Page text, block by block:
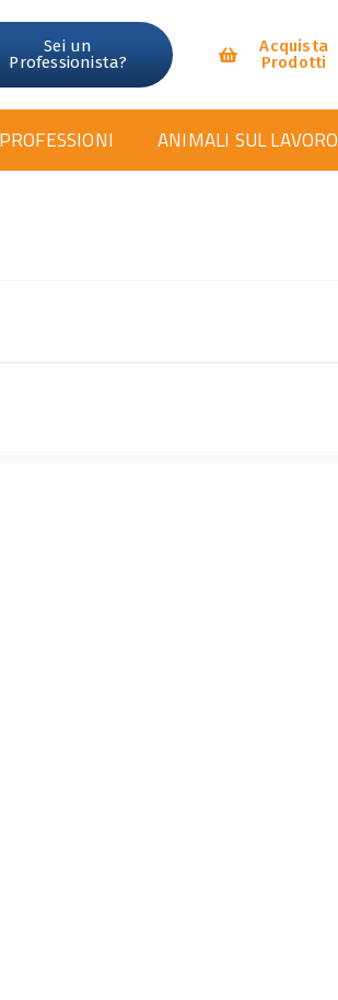
Sei un
Professionista?
Acquista
Prodotti
PROFESSIONI ANIMALI SUL LAVORO